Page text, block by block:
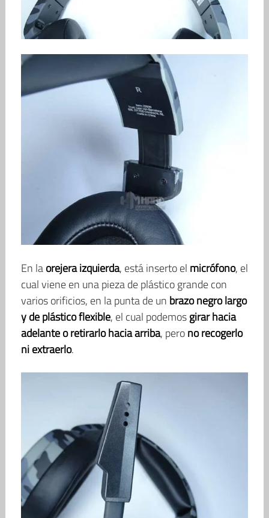
En laorejera izquierda, está inserto el micrófono, el
cual viene en una pieza de plástico grande con
varios orificios, en la punta de un brazo negro largo
y de plástico flexible, el cual podemosgirar hacia
adelante o retirarlo hacia arriba, perono recogerlo
ni extraerlo.